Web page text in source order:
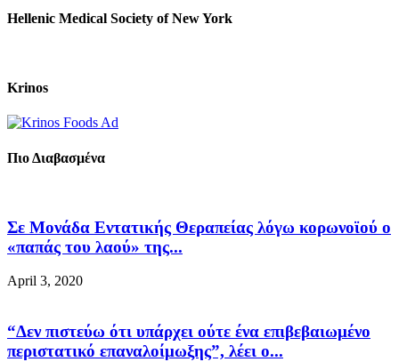
Hellenic Medical Society of New York
Krinos
Πιο Διαβασμένα
Σε Μονάδα Εντατικής Θεραπείας λόγω κορωνοϊού ο
«παπάς του λαού» της...
April 3, 2020
“Δεν πιστεύω ότι υπάρχει ούτε ένα επιβεβαιωμένο
περιστατικό επαναλοίμωξης”, λέει ο...